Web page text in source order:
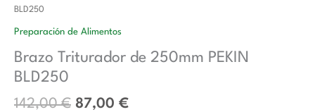
BLD250
Preparación de Alimentos
Brazo Triturador de 250mm PEKIN
BLD250
142,00€
original
142,00 €.
87,00 €
87,00 €.
Triturador
de
PEKIN
BLD250